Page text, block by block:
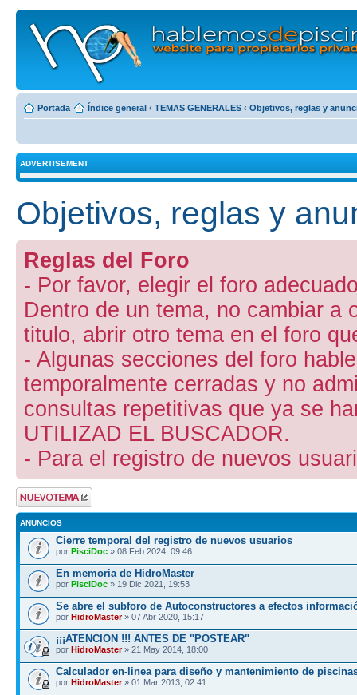
Portada Índice general ‹ TEMAS GENERALES ‹ Objetivos, reglas y
ADVERTISEMENT
Objetivos, reglas y
Reglas del Foro
- Por favor, elegir el foro
Dentro de un tema, no cambiar a
titulo, abrir otro tema en el foro
- Algunas secciones del foro
temporalmente cerradas y no
consultas repetitivas que ya se
UTILIZAD EL BUSCADOR.
- Para el registro de nuevos
Publicar un nuevo
tema
ANUNCIOS
Cierre temporal del registro de nuevos usuarios
por PisciDoc » 08 Feb 2024, 09:46
En memoria de HidroMaster
por PisciDoc » 19 Dic 2021, 19:53
Se abre el subforo de Autoconstructores a efectos
por HidroMaster» 07 Abr 2020, 15:17
¡¡¡ATENCION !!! ANTES DE "POSTEAR"
por HidroMaster» 21 May 2014, 18:00
Calculador en-linea para diseño y mantenimiento de
por HidroMaster» 01 Mar 2013, 02:41